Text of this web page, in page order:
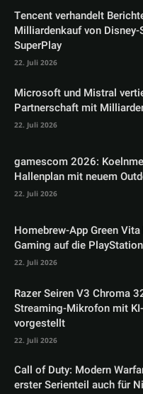
Tencent verhandelt
Milliardenkauf von
SuperPlay
22. Juli 2026
Microsoft und Mistral
Partnerschaft mit
22. Juli 2026
gamescom 2026:
Hallenplan mit neuem
22. Juli 2026
Homebrew-App Green
Gaming auf die
22. Juli 2026
Razer Seiren V3 Chroma
Streaming-Mikrofon mit
vorgestellt
22. Juli 2026
Call of Duty: Modern
erster Serienteil auch für